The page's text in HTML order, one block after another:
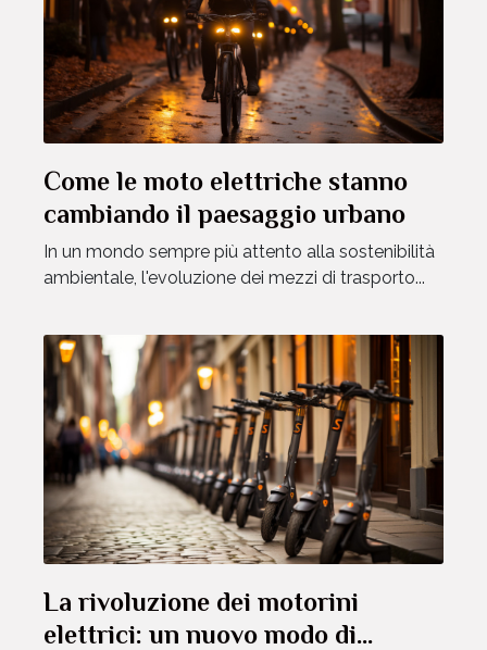
Come le moto elettriche stanno
cambiando il paesaggio urbano
In un mondo sempre più attento alla sostenibilità
ambientale, l'evoluzione dei mezzi di trasporto...
La rivoluzione dei motorini
elettrici: un nuovo modo di